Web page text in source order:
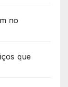
no
que